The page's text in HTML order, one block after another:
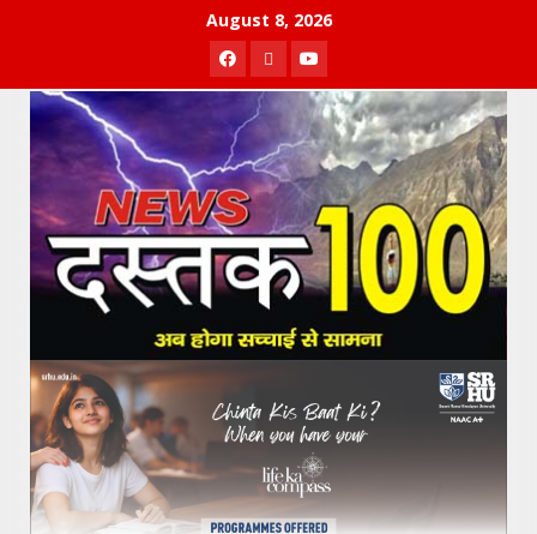
August 8, 2026
Facebook
TwitterYoutube